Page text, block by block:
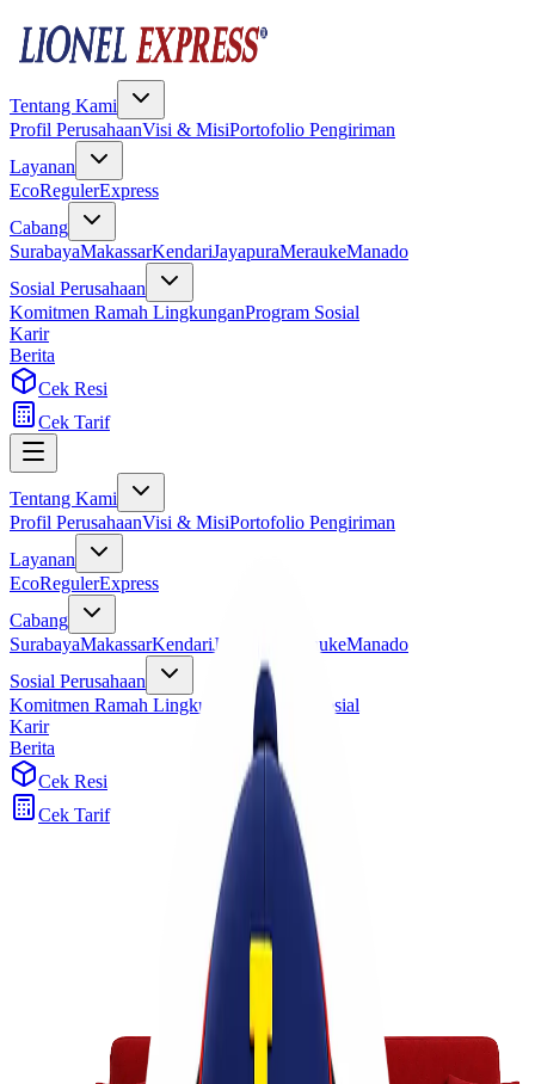
Tentang Kami
Profil PerusahaanVisi & MisiPortofolio Pengiriman
Layanan
EcoRegulerExpress
Cabang
SurabayaMakassarKendariJayapuraMeraukeManado
Sosial Perusahaan
Komitmen Ramah LingkunganProgram Sosial
Karir
Berita
Cek Resi
Cek Tarif
Tentang Kami
Profil PerusahaanVisi & MisiPortofolio Pengiriman
Layanan
EcoRegulerExpress
Cabang
SurabayaMakassarKendariJayapura MeraukeManado
Sosial Perusahaan
Komitmen Ramah Lingkungan
Program Sosial
Karir
Berita
Cek Resi
Cek Tarif